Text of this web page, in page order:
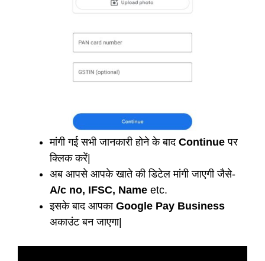
मांगी गई सभी जानकारी होने के बाद Continue पर
क्लिक करें|
अब आपसे आपके खाते की डिटेल मांगी जाएगी जैसे-
A/c no, IFSC, Name etc.
इसके बाद आपका Google Pay Business
अकाउंट बन जाएगा|